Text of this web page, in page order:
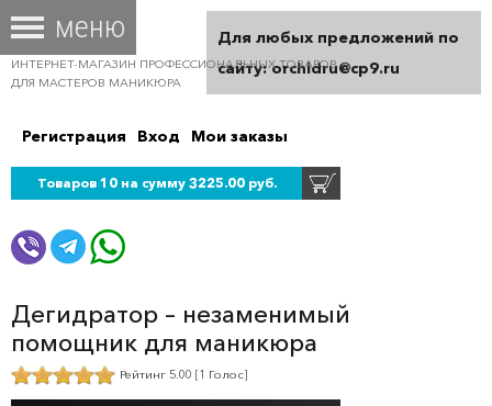
ИНТЕРНЕТ-МАГАЗИН ПРОФЕССИОНАЛЬНЫХ ТОВАРОВ
ДЛЯ МАСТЕРОВ МАНИКЮРА
Регистрация Вход Мои заказы
Товаров 10 на сумму 3225.00 руб.
Дегидратор – незаменимый
помощник для маникюра
Рейтинг 5.00 [1 Голос]
Для любых предложений по
сайту: orchidru@cp9.ru